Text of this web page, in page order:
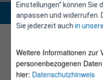
Einstellungen“ können Sie
anpassen und widerrufen.
Sie jederzeit auchin
Weitere Informationen zur
personenbezogenen
hier: Datenschutzhinweis
Copyright